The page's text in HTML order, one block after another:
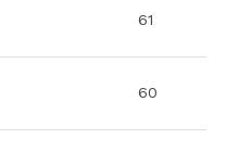
61
60